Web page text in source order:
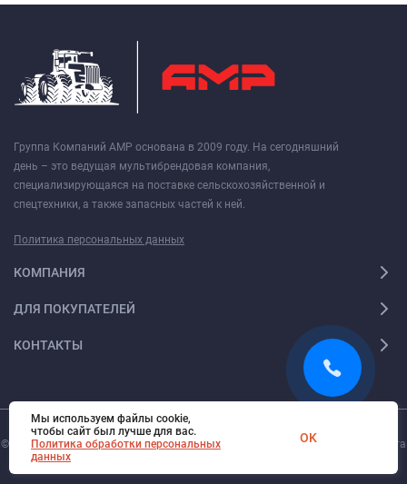
Группа Компаний АМР основана в 2009 году. На сегодняшний
день – это ведущая мультибрендовая компания,
специализирующаяся на поставке сельскохозяйственной и
спецтехники, а также запасных частей к ней.
Политика персональных данных
КОМПАНИЯ
ДЛЯ ПОКУПАТЕЛЕЙ
КОНТАКТЫ
© 2026. Все права защищены. Digi-Web.ru — создание и поддержка сайта
Мы используем файлы cookie,
чтобы сайт был лучше для вас.
Политика обработки персональных
данных
OK